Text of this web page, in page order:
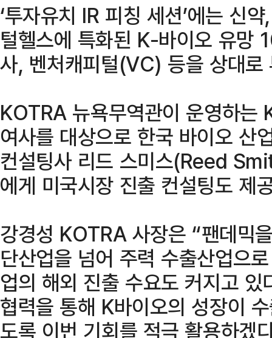
‘투자유치 IR 피칭 세션’에는 신
털헬스에 특화된 K-바이오 유망
사, 벤처캐피털(VC) 등을 상대로
KOTRA 뉴욕무역관이 운영하는
여사를 대상으로 한국 바이오 산
컨설팅사 리드 스미스(Reed
에게 미국시장 진출 컨설팅도 제
강경성 KOTRA 사장은 “팬데믹
단산업을 넘어 주력 수출산업으
업의 해외 진출 수요도 커지고 있
협력을 통해 K바이오의 성장이
도록 이번 기회를 적극 활용하겠